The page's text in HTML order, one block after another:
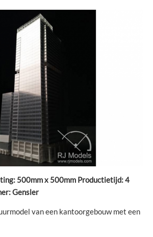
500mm x 500mm Productietijd: 4
Gensler
van een kantoorgebouw met een